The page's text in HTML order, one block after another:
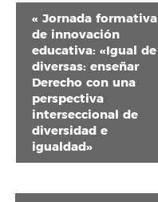
Navegación
del
Evento
« Jornada formativa
de innovación
educativa: «Igual de
diversas: enseñar
Derecho con una
perspectiva
interseccional de
diversidad e
igualdad»